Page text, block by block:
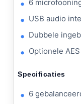
6
USB audio
Dubbele
Optionele
Specificaties
6